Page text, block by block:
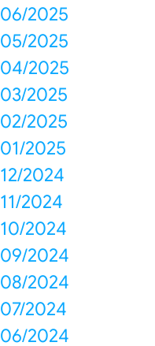
06/2025
05/2025
04/2025
03/2025
02/2025
01/2025
12/2024
11/2024
10/2024
09/2024
08/2024
07/2024
06/2024